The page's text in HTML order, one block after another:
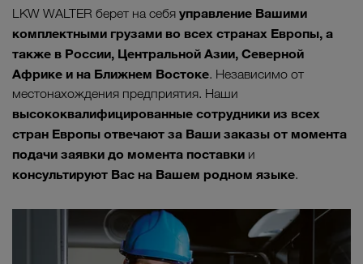
LKW WALTER берет на себя управление Вашими
комплектными грузами во всех странах Европы, а
также в России, Центральной Азии, Северной
Африке и на Ближнем Востоке. Независимо от
местонахождения предприятия. Наши
высококвалифицированные сотрудники из всех
стран Европы отвечают за Ваши заказы от момента
подачи заявки до момента поставки и
консультируют Вас на Вашем родном языке.